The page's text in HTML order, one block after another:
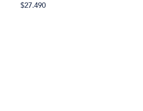
$27.490